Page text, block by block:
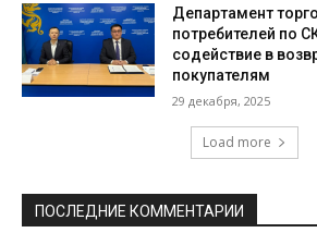
Департамент
потребителей по
содействие в
покупателям
29 декабря, 2025
Load more
ПОСЛЕДНИЕ КОММЕНТАРИИ